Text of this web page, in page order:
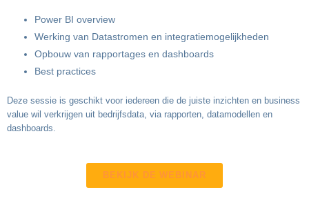
Power BI overview
Werking van Datastromen en integratiemogelijkheden
Opbouw van rapportages en dashboards
Best practices
Deze sessie is geschikt voor iedereen die de juiste inzichten en business
value wil verkrijgen uit bedrijfsdata, via rapporten, datamodellen en
dashboards.
BEKIJK DE WEBINAR